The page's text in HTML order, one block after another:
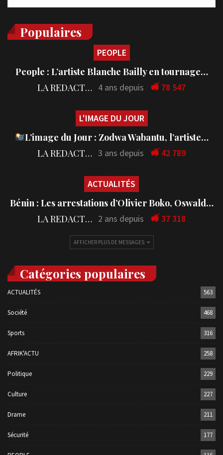
Populaires
PEOPLE
People : L’artiste Blanche Bailly en tournage…
LA REDACTION 4 ans depuis 78 547
L'IMAGE DU JOUR
L’image du Jour : Zodwa Wabantu, l’artiste…
LA REDACTION 3 ans depuis 42 789
ACTUALITÉS
Bénin : Les arrestations d’Olivier Boko, Oswald…
LA REDACTION 2 ans depuis 37 318
AFFICHER PLUS DE MESSAGES
Catégories populaires
ACTUALITÉS 563
Société 468
Sports 316
AFRIK'ACTU 258
Politique 229
Culture 227
Drame 211
Sécurité 177